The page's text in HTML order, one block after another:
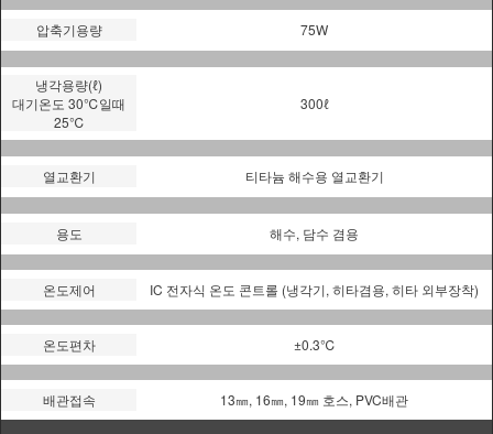
압축기용량 75W
냉각용량(ℓ)
대기온도 30℃일때
25℃
300ℓ
열교환기 티타늄 해수용 열교환기
용도 해수, 담수 겸용
온도제어 IC 전자식 온도 콘트롤 (냉각기, 히타겸용, 히타 외부장착)
온도편차 ±0.3℃
배관접속 13㎜, 16㎜, 19㎜ 호스, PVC배관